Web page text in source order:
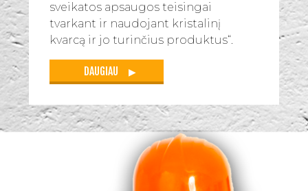
sveikatos apsaugos teisingai
tvarkant ir naudojant kristalinį
kvarcą ir jo turinčius produktus“.
DAUGIAU